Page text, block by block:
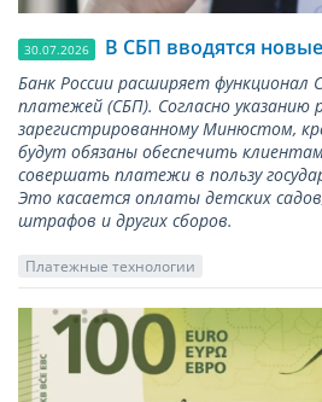
30.07.2026 В СБП вводятся
Банк России расширяет
платежей (СБП). Согласно указанию
зарегистрированному Минюстом,
будут обязаны обеспечить
совершать платежи в пользу
Это касается оплаты детских
штрафов и других сборов.
Платежные технологии